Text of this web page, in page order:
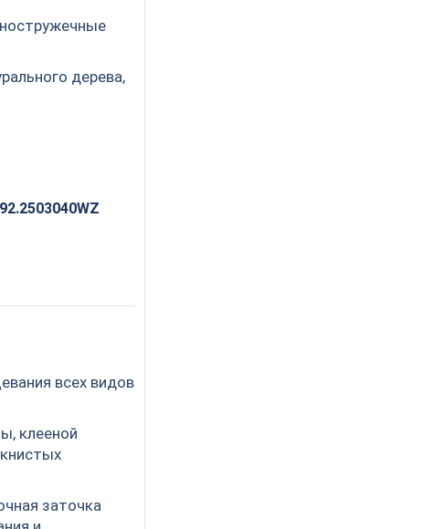
дерева,
92.2503040WZ
всех видов
клееной
заточка